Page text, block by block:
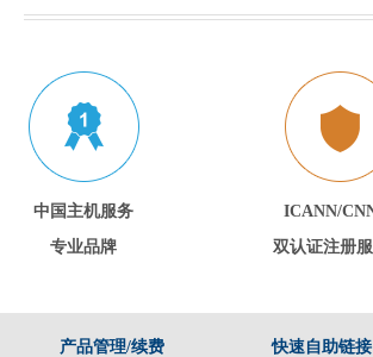
中国主机服务
专业品牌
ICANN/
双认证注册
产品管理/续费 快速自助链接